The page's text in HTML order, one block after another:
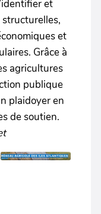
et
structurelles,
et
Grâce à
agricultures
publique
plaidoyer en
de soutien.